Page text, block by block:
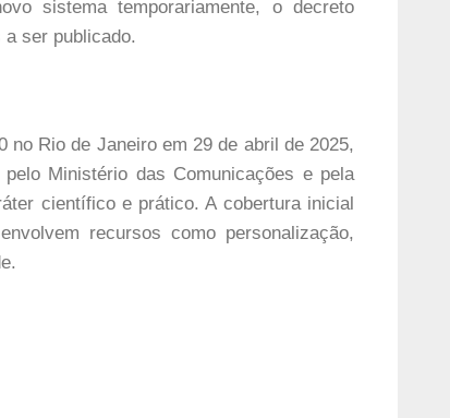
sistema temporariamente, o decreto
ser publicado.
no Rio de Janeiro em 29 de abril de 2025,
Ministério das Comunicações e pela
científico e prático. A cobertura inicial
recursos como personalização,